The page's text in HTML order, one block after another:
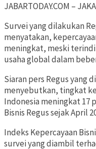
JABARTODAY.COM –
Survei yang dilakukan
menyatakan,
meningkat, meski
usaha global dalam
Siaran pers Regus yang
menyebutkan, tingkat
Indonesia meningkat 17
Bisnis Regus sejak April
Indeks Kepercayaan
survei yang diambil